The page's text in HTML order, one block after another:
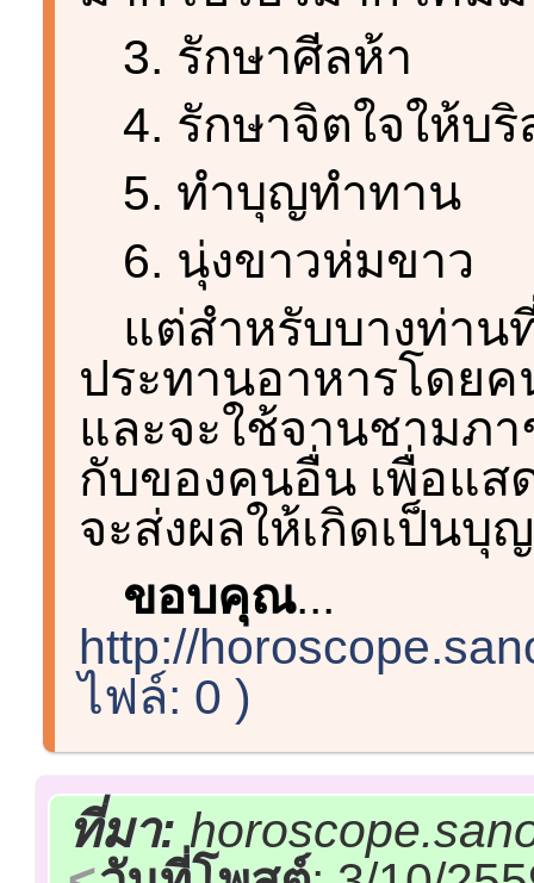
3. รักษาศีลห้า
4. รักษาจิตใจให้บ
5. ทำบุญทำทาน
6. นุ่งขาวห่มขาว
แต่สำหรับบางท่าน
ประทานอาหารโดย
และจะใช้จานชามภ
กับของคนอื่น เพื่อแส
จะส่งผลให้เกิดเป็นบุ
ขอบคุณ...
http://
ไฟล์: 0 )
ที่มา: